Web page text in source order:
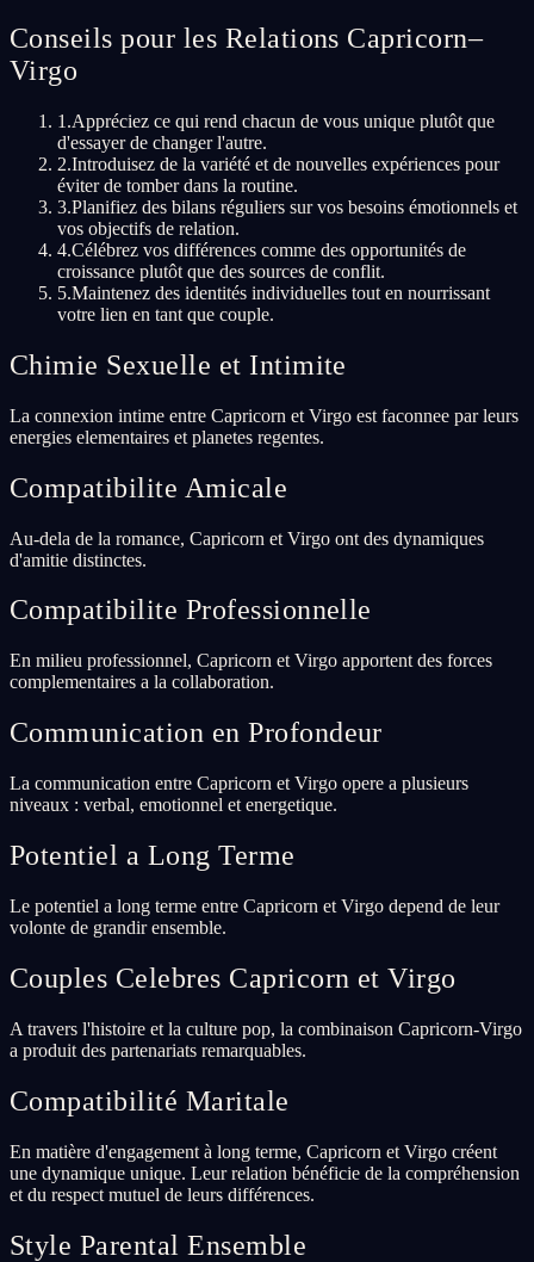
Conseils pour les Relations Capricorn–
Virgo
1 .Appréciez ce qui rend chacun de vous unique plutôt que
d'essayer de changer l'autre.
2.Introduisez de la variété et de nouvelles expériences pour
éviter de tomber dans la routine.
3.Planifiez des bilans réguliers sur vos besoins émotionnels et
vos objectifs de relation.
4.Célébrez vos différences comme des opportunités de
croissance plutôt que des sources de conflit.
5.Maintenez des identités individuelles tout en nourrissant
votre lien en tant que couple.
Chimie Sexuelle et Intimite
La connexion intime entre Capricorn et Virgo est faconnee par leurs
energies elementaires et planetes regentes.
Compatibilite Amicale
Au-dela de la romance, Capricorn et Virgo ont des dynamiques
d'amitie distinctes.
Compatibilite Professionnelle
En milieu professionnel, Capricorn et Virgo apportent des forces
complementaires a la collaboration.
Communication en Profondeur
La communication entre Capricorn et Virgo opere a plusieurs
niveaux : verbal, emotionnel et energetique.
Potentiel a Long Terme
Le potentiel a long terme entre Capricorn et Virgo depend de leur
volonte de grandir ensemble.
Couples Celebres Capricorn et Virgo
A travers l'histoire et la culture pop, la combinaison Capricorn-Virgo
a produit des partenariats remarquables.
Compatibilité Maritale
En matière d'engagement à long terme, Capricorn et Virgo créent
une dynamique unique. Leur relation bénéficie de la compréhension
et du respect mutuel de leurs différences.
Style Parental Ensemble